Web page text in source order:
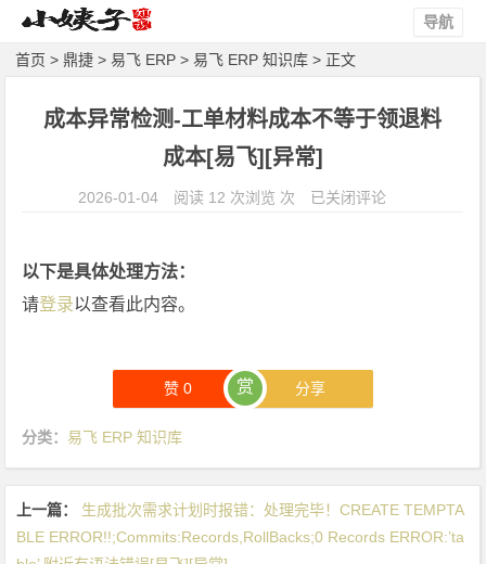
导航
首页 >鼎捷 >易飞 ERP >易飞 ERP 知识库 > 正文
成本异常检测-工单材料成本不等于领退料
成本[易飞][异常]
2026-01-04 阅读 12 次浏览 次
成
单
材
成
不
等
已关闭评论
以下是具体处理方法：
请登录以查看此内容。
赞0 赏 分享
分类： 易飞 ERP 知识库
上一篇：
生成批次需求计划时报错：处理完毕！CREATE TEMPTA
BLE ERROR!!;Commits:Records,RollBacks;0 Records ERROR:’ta